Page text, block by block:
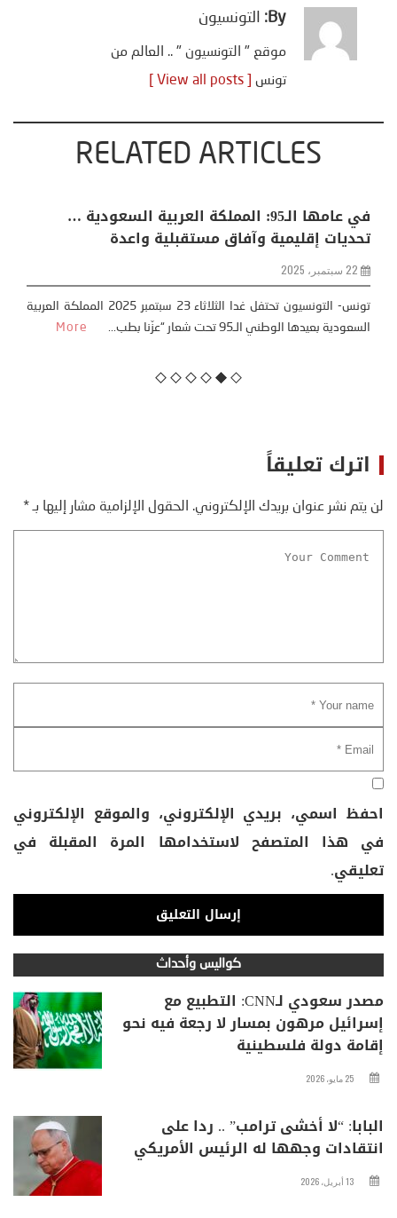
By: التونسيون
موقع " التونسيون " .. العالم من
تونس
RELATED ARTICLES
في عامها الـ95: المملكة العربية السعودية …
تحديات إقليمية وآفاق مستقبلية واعدة
22 سبتمبر، 2025
تونس- التونسيون تحتفل غدا الثلاثاء 23 سبتمبر 2025 المملكة العربية
السعودية بعيدها الوطني الـ95 تحت شعار “عزّنا بطب...
More
اترك تعليقاً
لن يتم نشر عنوان بريدك الإلكتروني. الحقول الإلزامية مشار إليها بـ*
احفظ اسمي، بريدي الإلكتروني، والموقع الإلكتروني
في هذا المتصفح لاستخدامها المرة المقبلة في
تعليقي.
كواليس وأحداث
مصدر سعودي لـCNN: التطبيع مع
إسرائيل مرهون بمسار لا رجعة فيه نحو
إقامة دولة فلسطينية
25 مايو، 2026
البابا: “لا أخشى ترامب” .. ردا على
انتقادات وجهها له الرئيس الأمريكي
13 أبريل، 2026